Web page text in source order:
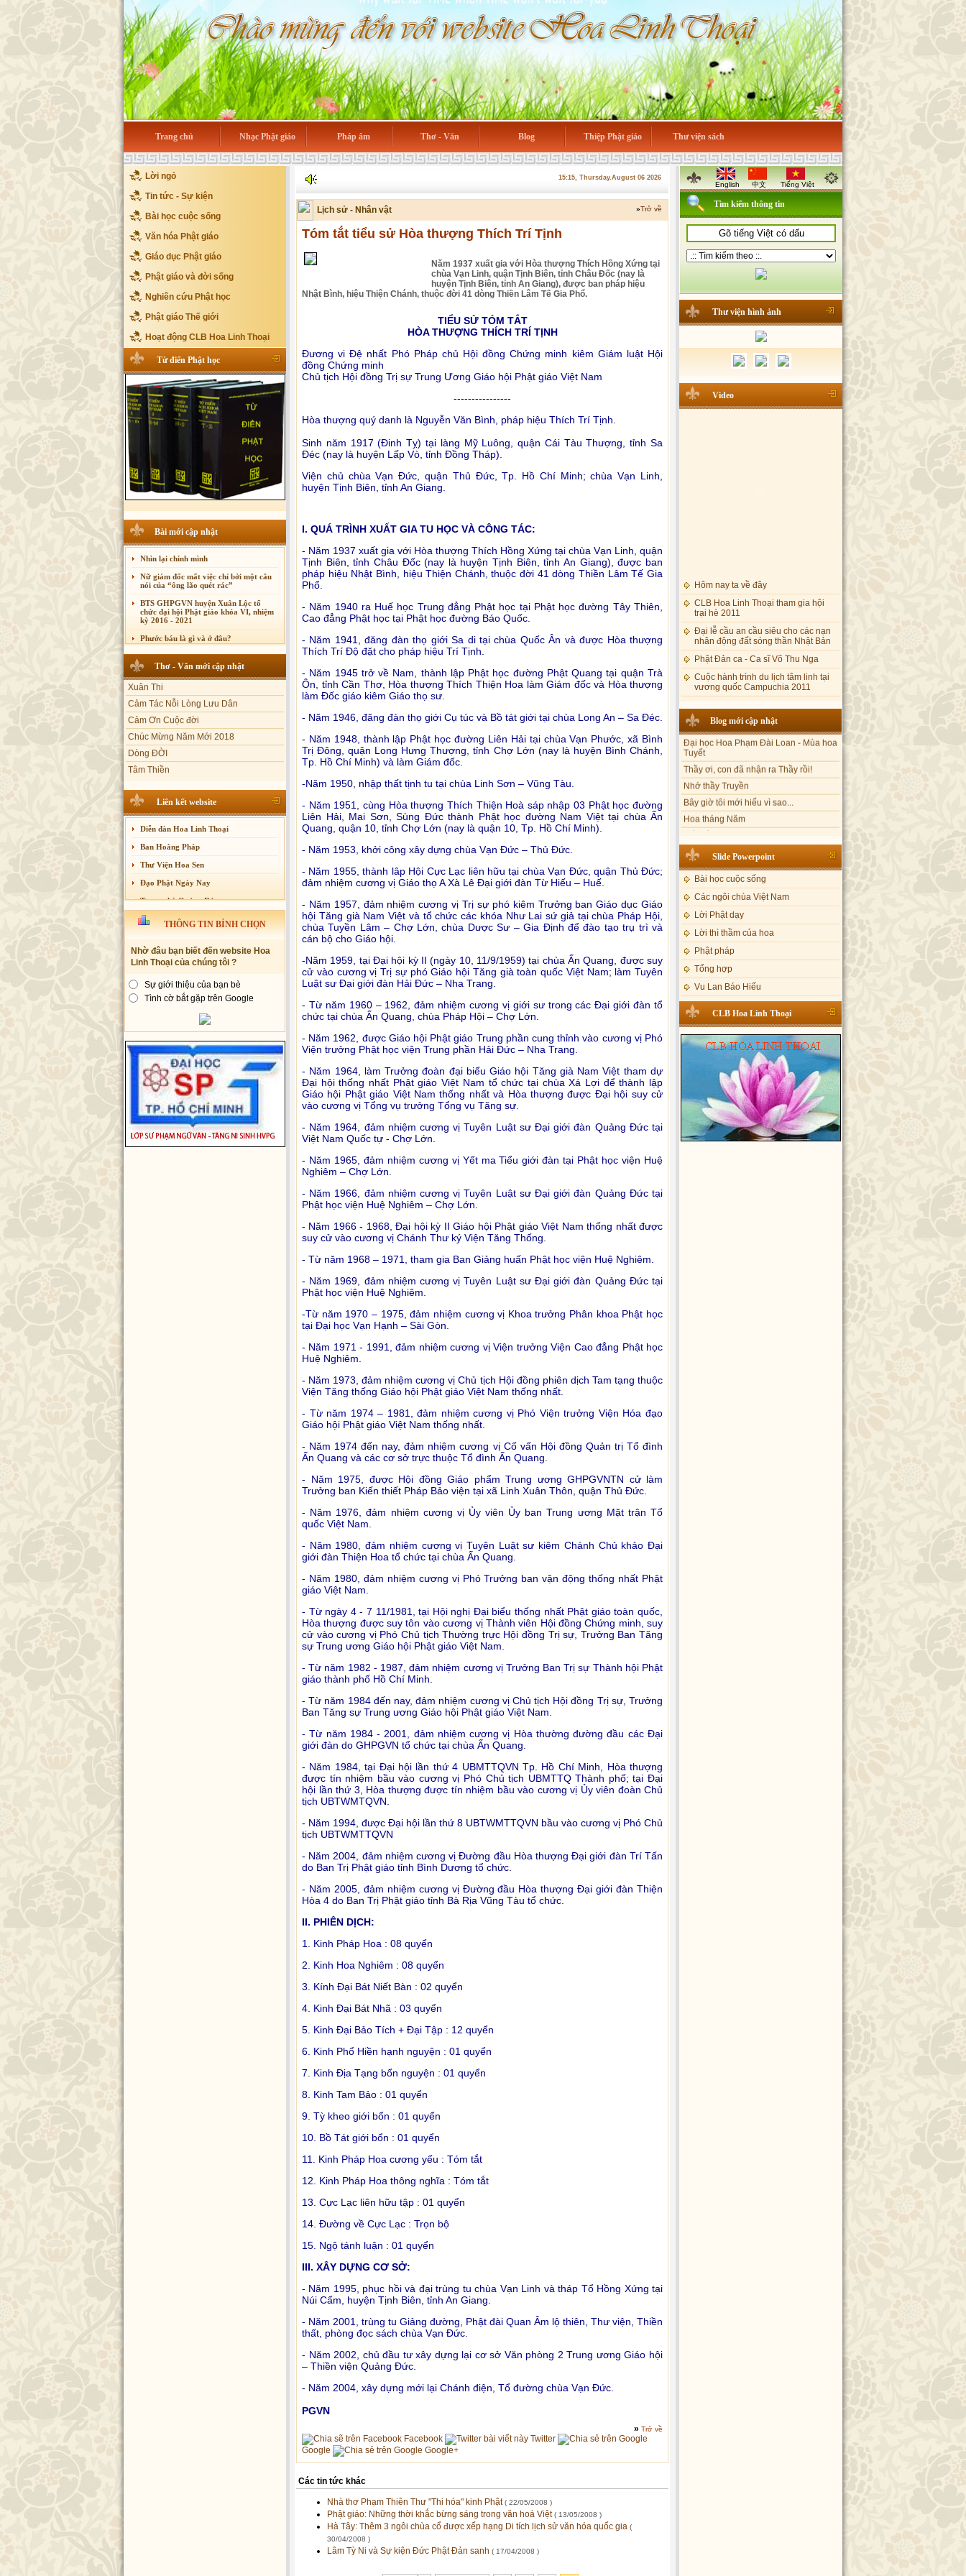
Trang chủ Nhạc Phật giáo Pháp âm Thơ - Văn Blog Thiệp Phật giáo Thư viện sách
Lời ngỏ
Tin tức - Sự kiện
Bài học cuộc sống
Văn hóa Phật giáo
Giáo dục Phật giáo
Phật giáo và đời sống
Nghiên cứu Phật học
Phật giáo Thế giới
Hoạt động CLB Hoa Linh Thoại
Từ điển Phật học
Bài mới cập nhật
Nhìn lại chính mình
Nữ giám đốc mất việc chỉ bởi một câu
nói của “ông lão quét rác”
BTS GHPGVN huyện Xuân Lộc tổ
chức đại hội Phật giáo khóa VI, nhiệm
kỳ 2016 - 2021
Phước báu là gì và ở đâu?
Sự thương-ghét của con người
Cải đạo: Nguyên nhân & giải pháp
Nỗi lòng của các bệnh nhân nghèo
An Giang: Tịnh thất Quy Nguyên
phát quà từ thiện tại xã Cư Yang
Tịnh xá Ngọc Đăng khai giảng Thiền
dành cho Người bận rộn
Thơ - Văn mới cập nhật
Xuân Thi
Cảm Tác Nỗi Lòng Lưu Dân
Cảm Ơn Cuộc đời
Chúc Mừng Năm Mới 2018
Dòng ĐỜI
Tâm Thiền
Chuông Ngân
Anh không chết đâu em
Kiếp này
Liên kết website
Diễn đàn Hoa Linh Thoại
Ban Hoằng Pháp
Thư Viện Hoa Sen
Đạo Phật Ngày Nay
Trang nhà Quảng Đức
Báo Giác Ngộ
THÔNG TIN BÌNH CHỌN
Nhờ đâu bạn biết đến website Hoa
Linh Thoại của chúng tôi ?
Sự giới thiệu của bạn bè
Tình cờ bắt gặp trên Google
15:15, Thursday.August 06 2026
Lịch sử - Nhân vật »Trở về
Tóm tắt tiểu sử Hòa thượng Thích Trí Tịnh
Năm 1937 xuất gia với Hòa thượng Thích Hồng Xứng tại
chùa Vạn Linh, quận Tịnh Biên, tỉnh Châu Đốc (nay là
huyện Tịnh Biên, tỉnh An Giang), được ban pháp hiệu
Nhật Bình, hiệu Thiện Chánh, thuộc đời 41 dòng Thiền Lâm Tế Gia Phổ.
TIỂU SỬ TÓM TẮT
HÒA THƯỢNG THÍCH TRÍ TỊNH
Đương vi Đệ nhất Phó Pháp chủ Hội đồng Chứng minh kiêm Giám luật Hội
đồng Chứng minh
Chủ tịch Hội đồng Trị sự Trung Ương Giáo hội Phật giáo Việt Nam
----------------
Hòa thượng quý danh là Nguyễn Văn Bình, pháp hiệu Thích Trí Tịnh.
Sinh năm 1917 (Đinh Tỵ) tại làng Mỹ Luông, quận Cái Tàu Thượng, tỉnh Sa
Đéc (nay là huyện Lấp Vò, tỉnh Đồng Tháp).
Viện chủ chùa Vạn Đức, quận Thủ Đức, Tp. Hồ Chí Minh; chùa Vạn Linh,
huyện Tịnh Biên, tỉnh An Giang.
I. QUÁ TRÌNH XUẤT GIA TU HỌC VÀ CÔNG TÁC:
- Năm 1937 xuất gia với Hòa thượng Thích Hồng Xứng tại chùa Vạn Linh, quận
Tịnh Biên, tỉnh Châu Đốc (nay là huyện Tịnh Biên, tỉnh An Giang), được ban
pháp hiệu Nhật Bình, hiệu Thiện Chánh, thuộc đời 41 dòng Thiền Lâm Tế Gia
Phổ.
- Năm 1940 ra Huế học Trung đẳng Phật học tại Phật học đường Tây Thiên,
Cao đẳng Phật học tại Phật học đường Báo Quốc.
- Năm 1941, đăng đàn thọ giới Sa di tại chùa Quốc Ân và được Hòa thượng
Thích Trí Độ đặt cho pháp hiệu Trí Tịnh.
- Năm 1945 trở về Nam, thành lập Phật học đường Phật Quang tại quận Trà
Ôn, tỉnh Cần Thơ, Hòa thượng Thích Thiện Hoa làm Giám đốc và Hòa thượng
làm Đốc giáo kiêm Giáo thọ sư.
- Năm 1946, đăng đàn thọ giới Cụ túc và Bồ tát giới tại chùa Long An – Sa Đéc.
- Năm 1948, thành lập Phật học đường Liên Hải tại chùa Vạn Phước, xã Bình
Trị Đông, quận Long Hưng Thượng, tỉnh Chợ Lớn (nay là huyện Bình Chánh,
Tp. Hồ Chí Minh) và làm Giám đốc.
-Năm 1950, nhập thất tịnh tu tại chùa Linh Sơn – Vũng Tàu.
- Năm 1951, cùng Hòa thượng Thích Thiện Hoà sáp nhập 03 Phật học đường
Liên Hải, Mai Sơn, Sùng Đức thành Phật học đường Nam Việt tại chùa Ấn
Quang, quận 10, tỉnh Chợ Lớn (nay là quận 10, Tp. Hồ Chí Minh).
- Năm 1953, khởi công xây dựng chùa Vạn Đức – Thủ Đức.
- Năm 1955, thành lâp Hội Cực Lạc liên hữu tại chùa Vạn Đức, quận Thủ Đức;
đảm nhiệm cương vị Giáo thọ A Xà Lê Đại giới đàn Từ Hiếu – Huế.
- Năm 1957, đảm nhiệm cương vị Trị sự phó kiêm Trưởng ban Giáo dục Giáo
hội Tăng già Nam Việt và tổ chức các khóa Như Lai sứ giả tại chùa Pháp Hội,
chùa Tuyền Lâm – Chợ Lớn, chùa Dược Sư – Gia Định để đào tạo trụ trì và
cán bộ cho Giáo hội.
-Năm 1959, tại Đại hội kỳ II (ngày 10, 11/9/1959) tại chùa Ấn Quang, được suy
cử vào cương vị Trị sự phó Giáo hội Tăng già toàn quốc Việt Nam; làm Tuyên
Luật sư Đại giới đàn Hải Đức – Nha Trang.
- Từ năm 1960 – 1962, đảm nhiệm cương vị giới sư trong các Đại giới đàn tổ
chức tại chùa Ấn Quang, chùa Pháp Hội – Chợ Lớn.
- Năm 1962, được Giáo hội Phật giáo Trung phần cung thỉnh vào cương vị Phó
Viện trưởng Phật học viện Trung phần Hải Đức – Nha Trang.
- Năm 1964, làm Trưởng đoàn đại biểu Giáo hội Tăng già Nam Việt tham dự
Đại hội thống nhất Phật giáo Việt Nam tổ chức tại chùa Xá Lợi để thành lập
Giáo hội Phật giáo Việt Nam thống nhất và Hòa thượng được Đại hội suy cử
vào cương vị Tổng vụ trưởng Tổng vụ Tăng sự.
- Năm 1964, đảm nhiệm cương vị Tuyên Luật sư Đại giới đàn Quảng Đức tại
Việt Nam Quốc tự - Chợ Lớn.
- Năm 1965, đảm nhiệm cương vị Yết ma Tiểu giới đàn tại Phật học viện Huệ
Nghiêm – Chợ Lớn.
- Năm 1966, đảm nhiệm cương vị Tuyên Luật sư Đại giới đàn Quảng Đức tại
Phật học viện Huệ Nghiêm – Chợ Lớn.
- Năm 1966 - 1968, Đại hội kỳ II Giáo hội Phật giáo Việt Nam thống nhất được
suy cử vào cương vị Chánh Thư ký Viện Tăng Thống.
- Từ năm 1968 – 1971, tham gia Ban Giảng huấn Phật học viện Huệ Nghiêm.
- Năm 1969, đảm nhiệm cương vị Tuyên Luật sư Đại giới đàn Quảng Đức tại
Phật học viện Huệ Nghiêm.
-Từ năm 1970 – 1975, đảm nhiệm cương vị Khoa trưởng Phân khoa Phật học
tại Đại học Vạn Hạnh – Sài Gòn.
- Năm 1971 - 1991, đảm nhiệm cương vị Viện trưởng Viện Cao đẳng Phật học
Huệ Nghiêm.
- Năm 1973, đảm nhiệm cương vị Chủ tịch Hội đồng phiên dịch Tam tạng thuộc
Viện Tăng thống Giáo hội Phật giáo Việt Nam thống nhất.
- Từ năm 1974 – 1981, đảm nhiệm cương vị Phó Viện trưởng Viện Hóa đạo
Giáo hội Phật giáo Việt Nam thống nhất.
- Năm 1974 đến nay, đảm nhiệm cương vị Cố vấn Hội đồng Quản trị Tổ đình
Ấn Quang và các cơ sở trực thuộc Tổ đình Ấn Quang.
- Năm 1975, được Hội đồng Giáo phẩm Trung ương GHPGVNTN cử làm
Trưởng ban Kiến thiết Pháp Bảo viện tại xã Linh Xuân Thôn, quận Thủ Đức.
- Năm 1976, đảm nhiệm cương vị Ủy viên Ủy ban Trung ương Mặt trận Tổ
quốc Việt Nam.
- Năm 1980, đảm nhiệm cương vị Tuyên Luật sư kiêm Chánh Chủ khảo Đại
giới đàn Thiện Hoa tổ chức tại chùa Ấn Quang.
- Năm 1980, đảm nhiệm cương vị Phó Trưởng ban vận động thống nhất Phật
giáo Việt Nam.
- Từ ngày 4 - 7 11/1981, tại Hội nghị Đại biểu thống nhất Phật giáo toàn quốc,
Hòa thượng được suy tôn vào cương vị Thành viên Hội đồng Chứng minh, suy
cử vào cương vị Phó Chủ tịch Thường trực Hội đồng Trị sự, Trưởng Ban Tăng
sự Trung ương Giáo hội Phật giáo Việt Nam.
- Từ năm 1982 - 1987, đảm nhiệm cương vị Trưởng Ban Trị sự Thành hội Phật
giáo thành phố Hồ Chí Minh.
- Từ năm 1984 đến nay, đảm nhiệm cương vị Chủ tịch Hội đồng Trị sự, Trưởng
Ban Tăng sự Trung ương Giáo hội Phật giáo Việt Nam.
- Từ năm 1984 - 2001, đảm nhiệm cương vị Hòa thường đường đầu các Đại
giới đàn do GHPGVN tổ chức tại chùa Ấn Quang.
- Năm 1984, tại Đại hội lần thứ 4 UBMTTQVN Tp. Hồ Chí Minh, Hòa thượng
được tín nhiệm bầu vào cương vị Phó Chủ tịch UBMTTQ Thành phố; tại Đại
hội lần thứ 3, Hòa thượng được tín nhiệm bầu vào cương vị Ủy viên đoàn Chủ
tịch UBTWMTQVN.
- Năm 1994, được Đại hội lần thứ 8 UBTWMTTQVN bầu vào cương vị Phó Chủ
tịch UBTWMTTQVN
- Năm 2004, đảm nhiệm cương vị Đường đầu Hòa thượng Đại giới đàn Trí Tấn
do Ban Trị Phật giáo tỉnh Bình Dương tổ chức.
- Năm 2005, đảm nhiệm cương vị Đường đầu Hòa thượng Đại giới đàn Thiện
Hòa 4 do Ban Trị Phật giáo tỉnh Bà Rịa Vũng Tàu tổ chức.
II. PHIÊN DỊCH:
1. Kinh Pháp Hoa : 08 quyển
2. Kinh Hoa Nghiêm : 08 quyển
3. Kính Đại Bát Niết Bàn : 02 quyển
4. Kinh Đại Bát Nhã : 03 quyển
5. Kinh Đại Bảo Tích + Đại Tập : 12 quyển
6. Kinh Phổ Hiền hạnh nguyện : 01 quyển
7. Kinh Địa Tạng bổn nguyện : 01 quyển
8. Kinh Tam Bảo : 01 quyển
9. Tỳ kheo giới bổn : 01 quyển
10. Bồ Tát giới bổn : 01 quyển
11. Kinh Pháp Hoa cương yếu : Tóm tắt
12. Kinh Pháp Hoa thông nghĩa : Tóm tắt
13. Cực Lạc liên hữu tập : 01 quyển
14. Đường về Cực Lạc : Trọn bộ
15. Ngộ tánh luận : 01 quyển
III. XÂY DỰNG CƠ SỞ:
- Năm 1995, phục hồi và đại trùng tu chùa Vạn Linh và tháp Tổ Hồng Xứng tại
Núi Cấm, huyện Tịnh Biên, tỉnh An Giang.
- Năm 2001, trùng tu Giảng đường, Phật đài Quan Âm lộ thiên, Thư viện, Thiền
thất, phòng đọc sách chùa Vạn Đức.
- Năm 2002, chủ đầu tư xây dựng lại cơ sở Văn phòng 2 Trung ương Giáo hội
– Thiền viện Quảng Đức.
- Năm 2004, xây dựng mới lại Chánh điện, Tổ đường chùa Vạn Đức.
PGVN
» Trở về
Facebook
Twitter
Google
Google+
Các tin tức khác
Nhà thơ Phạm Thiên Thư "Thi hóa" kinh Phật( 22/05/2008 )
Phật giáo: Những thời khắc bừng sáng trong văn hoá Việt( 13/05/2008 )
Hà Tây: Thêm 3 ngôi chùa cổ được xếp hạng Di tích lịch sử văn hóa quốc gia (
30/04/2008 )
Lâm Tỳ Ni và Sự kiện Đức Phật Đản sanh ( 17/04/2008 )
English 中文 Tiếng Việt
Tìm kiếm thông tin
Thư viện hình ảnh
Video
Hôm nay ta về đây
CLB Hoa Linh Thoại tham gia hội
trại hè 2011
Đại lễ cầu an cầu siêu cho các nạn
nhân động đất sóng thần Nhật Bản
Phật Đản ca - Ca sĩ Võ Thu Nga
Cuộc hành trình du lịch tâm linh tại
vương quốc Campuchia 2011
Blog mới cập nhật
Đại học Hoa Phạm Đài Loan - Mùa hoa
Tuyết
Thầy ơi, con đã nhận ra Thầy rồi!
Nhớ thầy Truyền
Bây giờ tôi mới hiểu vì sao...
Hoa tháng Năm
Cổ phần công đức
Tôi mắc nợ ông Sáu
Đi tìm vũ khúc mùa hè
Mơ màng Phật dạy....
Lời thú tội của chị gái nhỏ nhen
Slide Powerpoint
Bài học cuộc sống
Các ngôi chùa Việt Nam
Lời Phật dạy
Lời thì thầm của hoa
Phật pháp
Tổng hợp
Vu Lan Báo Hiếu
CLB Hoa Linh Thoại